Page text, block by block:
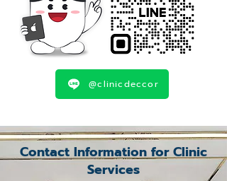
@clinicdeccor
Contact Information for Clinic
Services